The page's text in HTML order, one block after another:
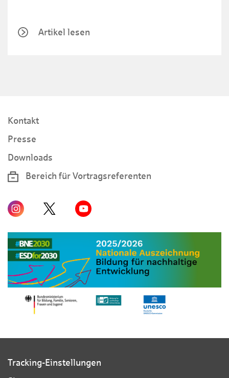
Artikel lesen
Kontakt
Presse
Downloads
Bereich für Vortragsreferenten
Tracking-Einstellungen